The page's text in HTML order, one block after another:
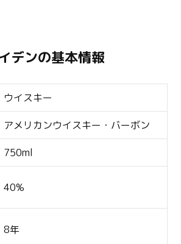
デンの基本情報
ウイスキー
アメリカンウイスキー・バーボン
750ml
40%
8年